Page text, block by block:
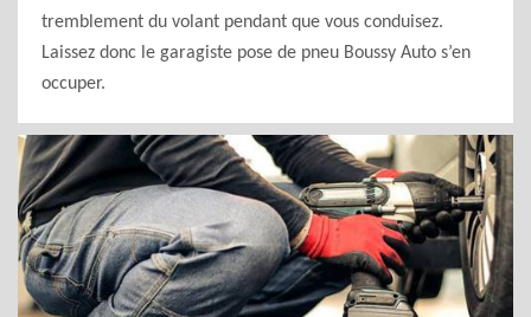
tremblement du volant pendant que vous conduisez.
Laissez donc le garagiste pose de pneu Boussy Auto s’en
occuper.